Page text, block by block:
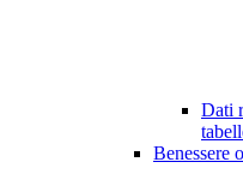
Dati
Benessere